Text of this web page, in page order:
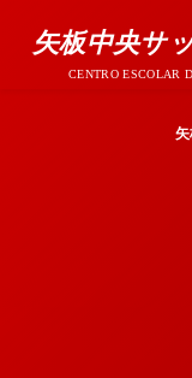
矢板中央サ
CENTRO ESCOLAR